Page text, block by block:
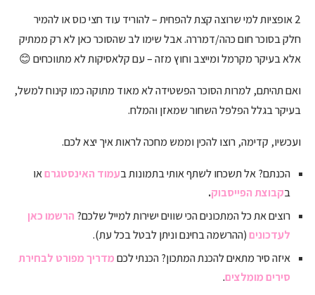
2 אופציות למי שרוצה קצת להפחית – להוריד עוד חצי כוס או להמיר
חלק בסוכר חום כהה/דמררה. אבל שימו לב שהסוכר כאן לא רק ממתיק
אלא בעיקר מקרמל ומייצב וחוץ מזה – עם קלאסיקות לא מתווכחים 😊
ואם תהיתם, למרות הסוכר הפשטידה לא מאוד מתוקה כמו קינוח למשל,
בעיקר בגלל הפלפל השחור שמאזן והמלח.
ועכשיו, קדימה, רוצו להכין וממש מחכה לראות איך יצא לכם.
הכנתם? אל תשכחו לשתף אותי בתמונות בעמוד האינסטגרםאו
בקבוצת הפייסבוק.
רוצים את כל המתכונים הכי שווים ישירות למייל שלכם? הרשמו כאן
לעדכונים(ההרשמה בחינם וניתן לבטל בכל עת).
איזה סיר מתאים להכנת המתכון? הכנתי לכםמדריך מפורט לבחירת
סירים מומלצים.